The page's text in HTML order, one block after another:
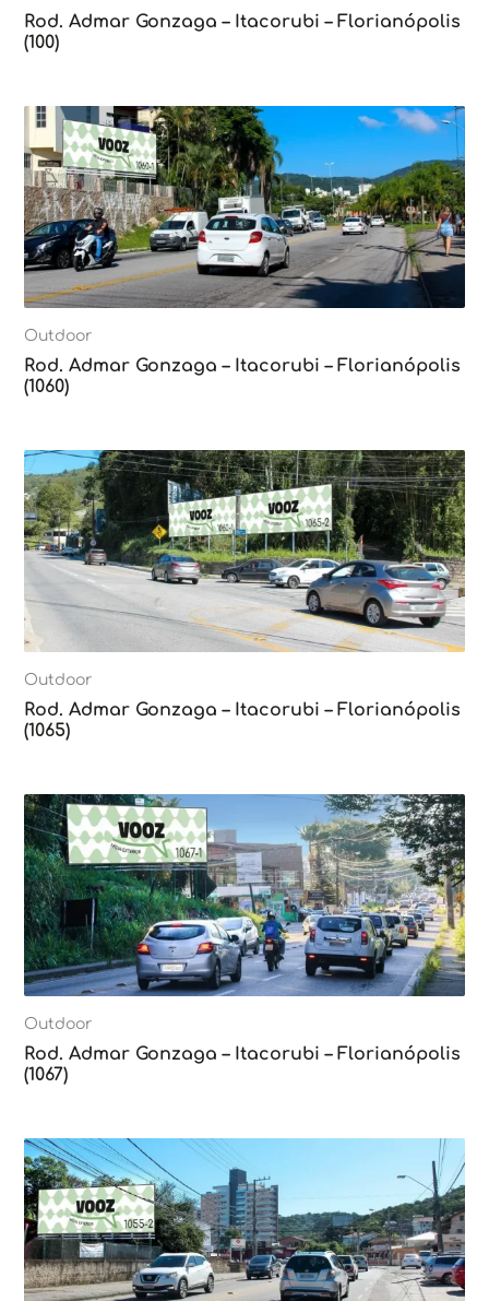
Rod. Admar Gonzaga – Itacorubi – Florianópolis
(100)
Outdoor
Rod. Admar Gonzaga – Itacorubi – Florianópolis
(1060)
Outdoor
Rod. Admar Gonzaga – Itacorubi – Florianópolis
(1065)
Outdoor
Rod. Admar Gonzaga – Itacorubi – Florianópolis
(1067)